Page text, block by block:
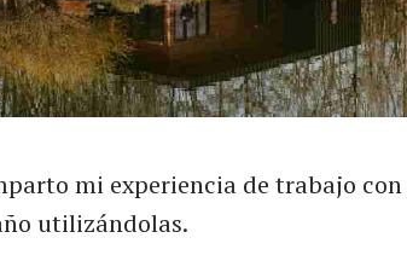
mi experiencia de trabajo con
utilizándolas.